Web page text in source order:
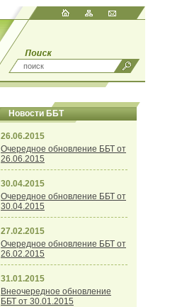
Новости ББТ
26.06.2015
Очередное обновление ББТ от
26.06.2015
30.04.2015
Очередное обновление ББТ от
30.04.2015
27.02.2015
Очередное обновление ББТ от
26.02.2015
31.01.2015
Внеочередное обновление
ББТ от 30.01.2015